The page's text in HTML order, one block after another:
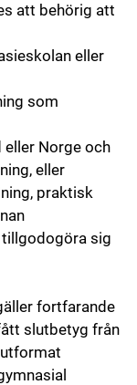
att behörig att
eller
som
eller Norge och
eller
praktisk
sig
fortfarande
slutbetyg från